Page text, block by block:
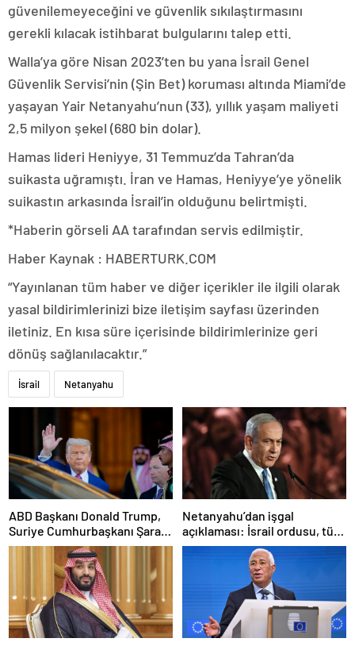
güvenilemeyeceğini ve güvenlik sıkılaştırmasını
gerekli kılacak istihbarat bulgularını talep etti.
Walla’ya göre Nisan 2023’ten bu yana İsrail Genel
Güvenlik Servisi’nin (Şin Bet) koruması altında Miami’de
yaşayan Yair Netanyahu’nun (33), yıllık yaşam maliyeti
2,5 milyon şekel (680 bin dolar).
Hamas lideri Heniyye, 31 Temmuz’da Tahran’da
suikasta uğramıştı. İran ve Hamas, Heniyye’ye yönelik
suikastın arkasında İsrail’in olduğunu belirtmişti.
*Haberin görseli AA tarafından servis edilmiştir.
Haber Kaynak : HABERTURK.COM
“Yayınlanan tüm haber ve diğer içerikler ile ilgili olarak
yasal bildirimlerinizi bize iletişim sayfası üzerinden
iletiniz. En kısa süre içerisinde bildirimlerinize geri
dönüş sağlanılacaktır.”
İsrail Netanyahu
ABD Başkanı Donald Trump,
Suriye Cumhurbaşkanı Şara
ile görüşecek
Netanyahu’dan işgal
açıklaması: İsrail ordusu, tüm
gücüyle Gazze’ye girecek